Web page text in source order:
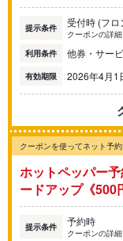
提示条件 受付時 (フロ
クーポンの詳
利用条件
他券・サー
有効期限 2026年4月1
クーポンを使ってネット予
ホットペッパー
ードアップ《500
提示条件 予約時
クーポンの詳